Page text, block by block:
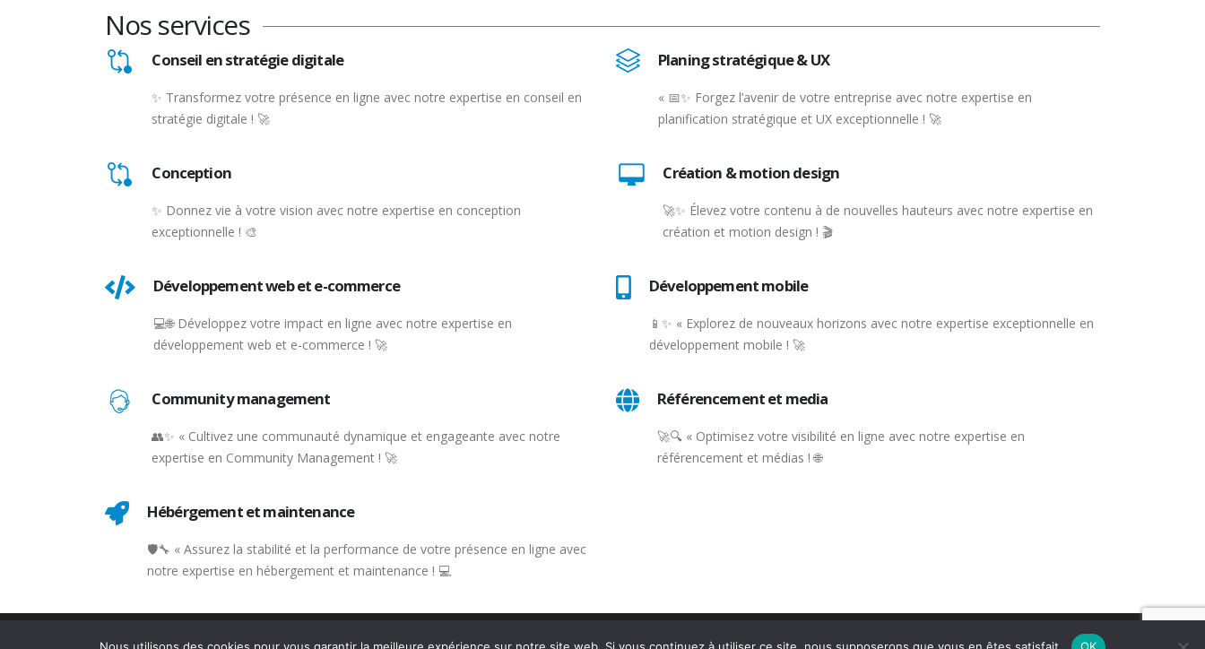
Nos services
Conseil en stratégie digitale
✨ Transformez votre présence en ligne avec notre expertise en conseil en
stratégie digitale ! 🚀
Planing stratégique & UX
« 📅✨ Forgez l’avenir de votre entreprise avec notre expertise en
planification stratégique et UX exceptionnelle ! 🚀
Conception
✨ Donnez vie à votre vision avec notre expertise en conception
exceptionnelle ! 🎨
Création & motion design
🚀✨ Élevez votre contenu à de nouvelles hauteurs avec notre expertise en
création et motion design ! 🎬
Développement web et e-commerce
💻🌐 Développez votre impact en ligne avec notre expertise en
développement web et e-commerce ! 🚀
Développement mobile
📱✨ « Explorez de nouveaux horizons avec notre expertise exceptionnelle en
développement mobile ! 🚀
Community management
👥✨ « Cultivez une communauté dynamique et engageante avec notre
expertise en Community Management ! 🚀
Référencement et media
🚀🔍 « Optimisez votre visibilité en ligne avec notre expertise en
référencement et médias ! 🌐
Hébérgement et maintenance
🛡️🔧 « Assurez la stabilité et la performance de votre présence en ligne avec
notre expertise en hébergement et maintenance ! 💻
© Copyright 2026. All Rights Reserved.